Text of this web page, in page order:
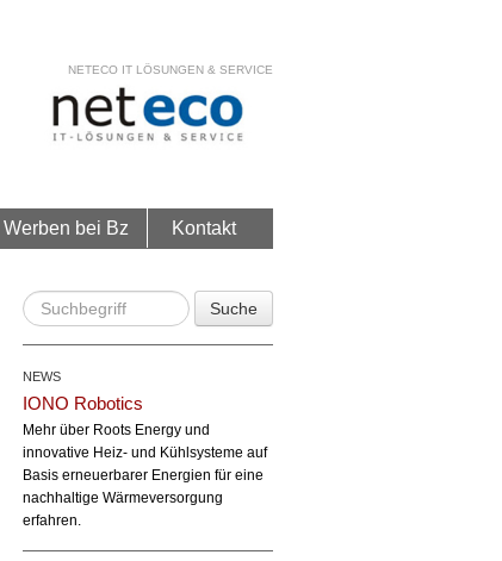
NETECO IT LÖSUNGEN & SERVICE
Werben bei Bz Kontakt
Suche
NEWS
IONO Robotics
Mehr über Roots Energy und
innovative Heiz- und Kühlsysteme auf
Basis erneuerbarer Energien für eine
nachhaltige Wärmeversorgung
erfahren.